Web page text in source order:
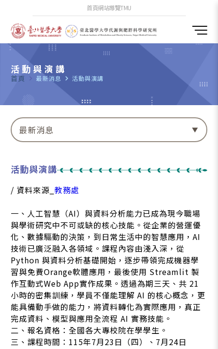
首頁網站導覽TMU
活動與演講
首頁 navigate_next 最新消息 navigate_next 活動與演講
最新消息
活動與演講
/ 資料來源_教務處
一、人工智慧（AI）與資料分析能力已成為現今職場
與學術研究中不可或缺的核心技能。從企業的營運優
化、數據驅動的決策，到日常生活中的智慧應用，AI
技術已廣泛融入各領域。課程內容由淺入深，從
Python 與資料分析基礎開始，逐步帶領完成機器學
習與免費Orange軟體應用，最後使用 Streamlit 製
作互動式Web App實作成果。透過為期三天、共 21
小時的密集訓練，學員不僅能理解 AI 的核心概念，更
能具備動手做的能力，將資料轉化為實際應用，真正
完成資料、模型與應用全流程 AI 實務技能。
二、報名資格：全國各大專校院在學學生。
三、課程時間：115年7月23日（四）、7月24日